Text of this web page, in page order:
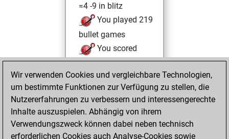
=4 -9 in blitz
You played 219
bullet games
You scored
+166 =5 -48 in bullet
Dienstag, Januar
16, 2024
You created
your Studies account
Wir verwenden Cookies und vergleichbare Technologien,
um bestimmte Funktionen zur Verfügung zu stellen, die
Nutzererfahrungen zu verbessern und interessengerechte
Inhalte auszuspielen. Abhängig von ihrem
Verwendungszweck können dabei neben technisch
erforderlichen Cookies auch Analyse-Cookies sowie